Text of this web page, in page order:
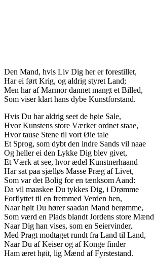
Den Mand, hvis Liv Dig her er forestillet,
Har ei ført Krig, og aldrig styret Land;
Men har af Marmor dannet mangt et Billed,
Som viser klart hans dybe Kunstforstand.
Hvis Du har aldrig seet de høie Sale,
Hvor Kunstens store Værker ordnet staae,
Hvor tause Stene til vort Øie tale
Et Sprog, som dybt den indre Sands vil naae
Og heller ei den Lykke Dig blev givet,
Et Værk at see, hvor ædel Kunstnerhaand
Har sat paa sjælløs Masse Præg af Livet,
Som var det Bolig for en tænksom Aand:
Da vil maaskee Du tykkes Dig, i Drømme
Forflyttet til en fremmed Verden hen,
Naar høit Du hører saadan Mand berømme,
Som værd en Plads blandt Jordens store Mænd
Naar Dig han vises, som en Seiervinder,
Med Pragt modtaget rundt fra Land til Land,
Naar Du af Keiser og af Konge finder
Ham æret høit, lig Mænd af Fyrstestand.